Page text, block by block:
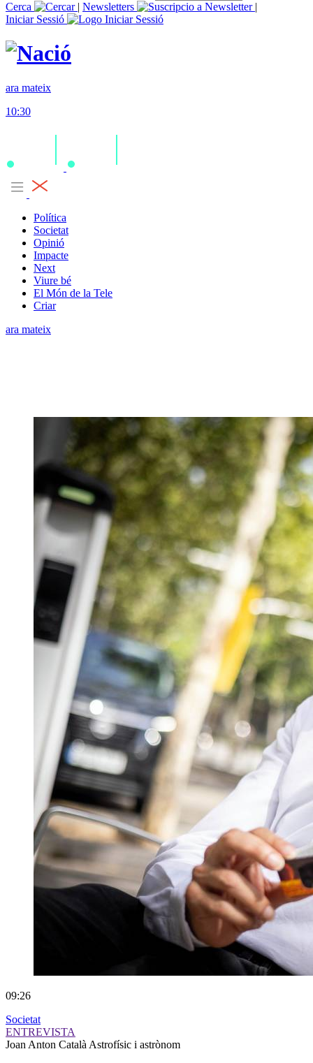
Cerca
| Newsletters
|
Iniciar Sessió
ara mateix
10:30
Política
Societat
Opinió
Impacte
Next
Viure bé
El Món de la Tele
Criar
ara mateix
09:26
Societat
ENTREVISTA
Joan Anton Català Astrofísic i astrònom